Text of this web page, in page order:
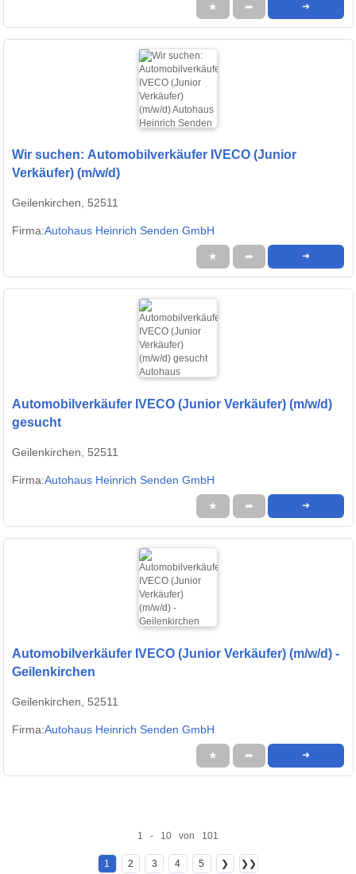
★ ➦ ➜
Wir suchen: Automobilverkäufer IVECO (Junior
Verkäufer) (m/w/d)
Geilenkirchen, 52511
Firma:Autohaus Heinrich Senden GmbH
★ ➦ ➜
Automobilverkäufer IVECO (Junior Verkäufer) (m/w/d)
gesucht
Geilenkirchen, 52511
Firma:Autohaus Heinrich Senden GmbH
★ ➦ ➜
Automobilverkäufer IVECO (Junior Verkäufer) (m/w/d) -
Geilenkirchen
Geilenkirchen, 52511
Firma:Autohaus Heinrich Senden GmbH
★ ➦ ➜
1 - 10 von 101
1 2 3 4 5 ❯ ❯❯